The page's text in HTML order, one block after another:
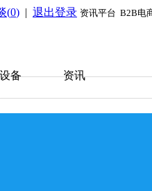
(0) | 退出登录 资讯平台 B2B电
备 资讯